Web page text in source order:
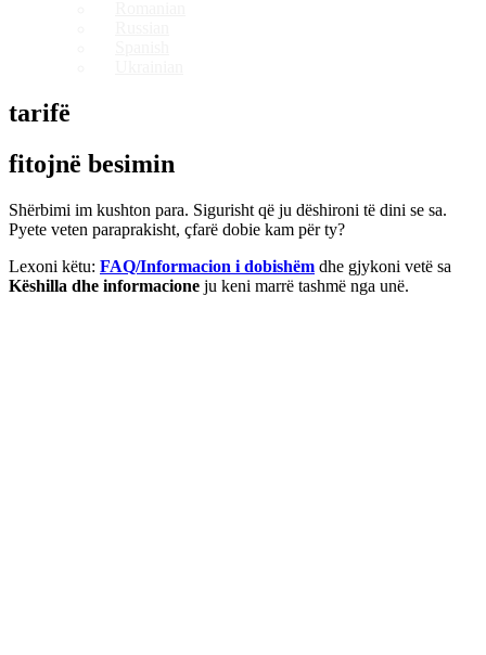
tarifë
fitojnë besimin
Shërbimi im kushton para. Sigurisht që ju dëshironi të dini se sa.
Pyete veten paraprakisht, çfarë dobie kam për ty?
Lexoni këtu: FAQ/Informacion i dobishëm dhe gjykoni vetë sa
Këshilla dhe informacione ju keni marrë tashmë nga unë.